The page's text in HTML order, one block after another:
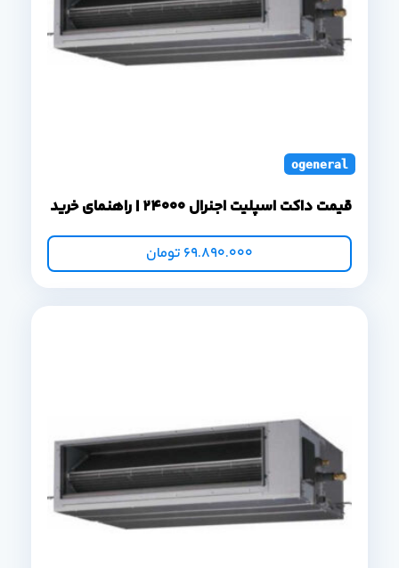
ogeneral duct
قیمت داکت اسپلیت اجنرال 24000 | راهنمای خرید
69.890.000 تومان